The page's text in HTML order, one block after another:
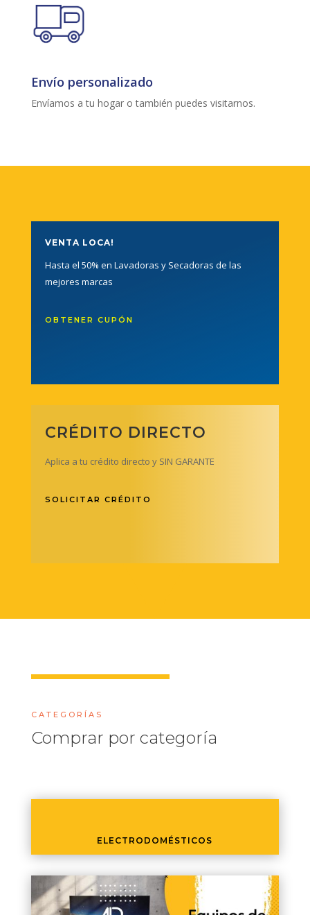
Envío personalizado
Envíamos a tu hogar o también puedes visitarnos.
VENTA LOCA!
Hasta el 50% en Lavadoras y Secadoras de las
mejores marcas
OBTENER CUPÓN
CRÉDITO DIRECTO
Aplica a tu crédito directo y SIN GARANTE
SOLICITAR CRÉDITO
CATEGORÍAS
Comprar por categoría
ELECTRODOMÉSTICOS